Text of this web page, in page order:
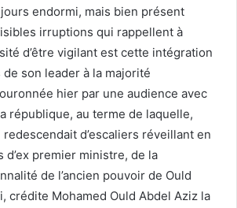
endormi, mais bien présent
irruptions qui rappellent à
d’être vigilant est cette intégration
de son leader à la majorité
hier par une audience avec
république, au terme de laquelle,
redescendait d’escaliers réveillant en
d’ex premier ministre, de la
de l’ancien pouvoir de Ould
crédite Mohamed Ould Abdel Aziz la